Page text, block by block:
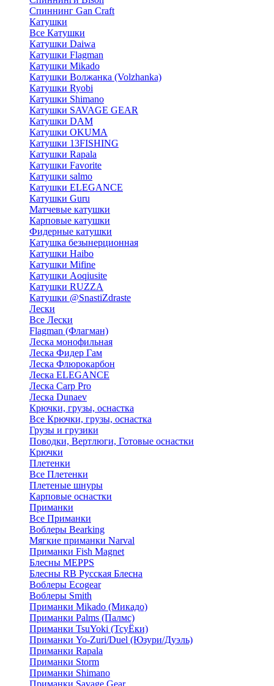
Спиннинг Gan Craft
Катушки
Все Катушки
Катушки Daiwa
Катушки Flagman
Катушки Mikado
Катушки Волжанка (Volzhanka)
Катушки Ryobi
Катушки Shimano
Катушки SAVAGE GEAR
Катушки DAM
Катушки OKUMA
Катушки 13FISHING
Катушки Rapala
Катушки Favorite
Катушки salmo
Катушки ELEGANCE
Катушки Guru
Матчевые катушки
Карповые катушки
Фидерные катушки
Катушка безынерционная
Катушки Haibo
Катушки Mifine
Катушки Aoqiusite
Катушки RUZZA
Катушки @SnastiZdraste
Лески
Все Лески
Flagman (Флагман)
Леска монофильная
Леска Фидер Гам
Леска Флюрокарбон
Леска ELEGANCE
Леска Carp Pro
Леска Dunaev
Крючки, грузы, оснастка
Все Крючки, грузы, оснастка
Грузы и грузики
Поводки, Вертлюги, Готовые оснастки
Крючки
Плетенки
Все Плетенки
Плетеные шнуры
Карповые оснастки
Приманки
Все Приманки
Воблеры Bearking
Мягкие приманки Narval
Приманки Fish Magnet
Блесны MEPPS
Блесны RB Русская Блесна
Воблеры Ecogear
Воблеры Smith
Приманки Mikado (Микадо)
Приманки Palms (Палмс)
Приманки TsuYoki (ТсуЁки)
Приманки Yo-Zuri/Duel (Юзури/Дуэль)
Приманки Rapala
Приманки Storm
Приманки Shimano
Приманки Savage Gear